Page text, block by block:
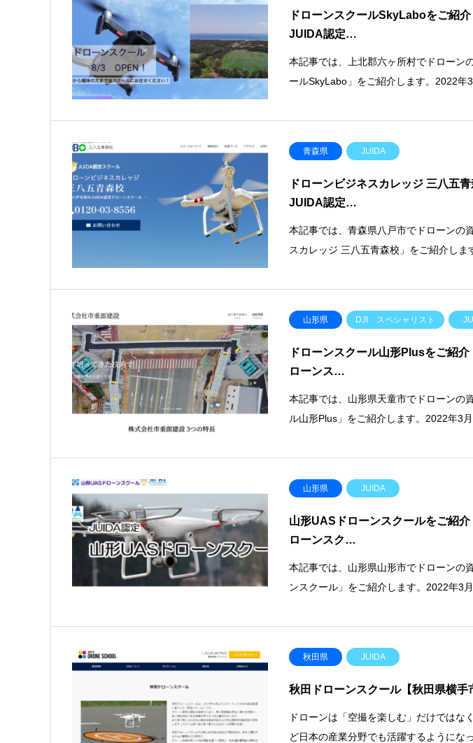
ドローンスクールSkyLaboをご紹
JUIDA認定…
本記事では、上北郡六ヶ所村でドローン
ールSkyLabo」をご紹介します。2022年
青森県 JUIDA
ドローンビジネスカレッジ 三八五
JUIDA認定…
本記事では、青森県八戸市でドローンの
スカレッジ 三八五青森校」をご紹介しま
山形県 DJI スペシャリスト
ドローンスクール山形Plusをご紹
ローンス…
本記事では、山形県天童市でドローンの
ル山形Plus」をご紹介します。2022年3
山形県 JUIDA
山形UASドローンスクールをご紹
ローンスク…
本記事では、山形県山形市でドローンの
ンスクール」をご紹介します。2022年3
秋田県 JUIDA
秋田ドローンスクール【秋田県横手
ドローンは「空撮を楽しむ」だけではな
ど日本の産業分野でも活躍するようにな